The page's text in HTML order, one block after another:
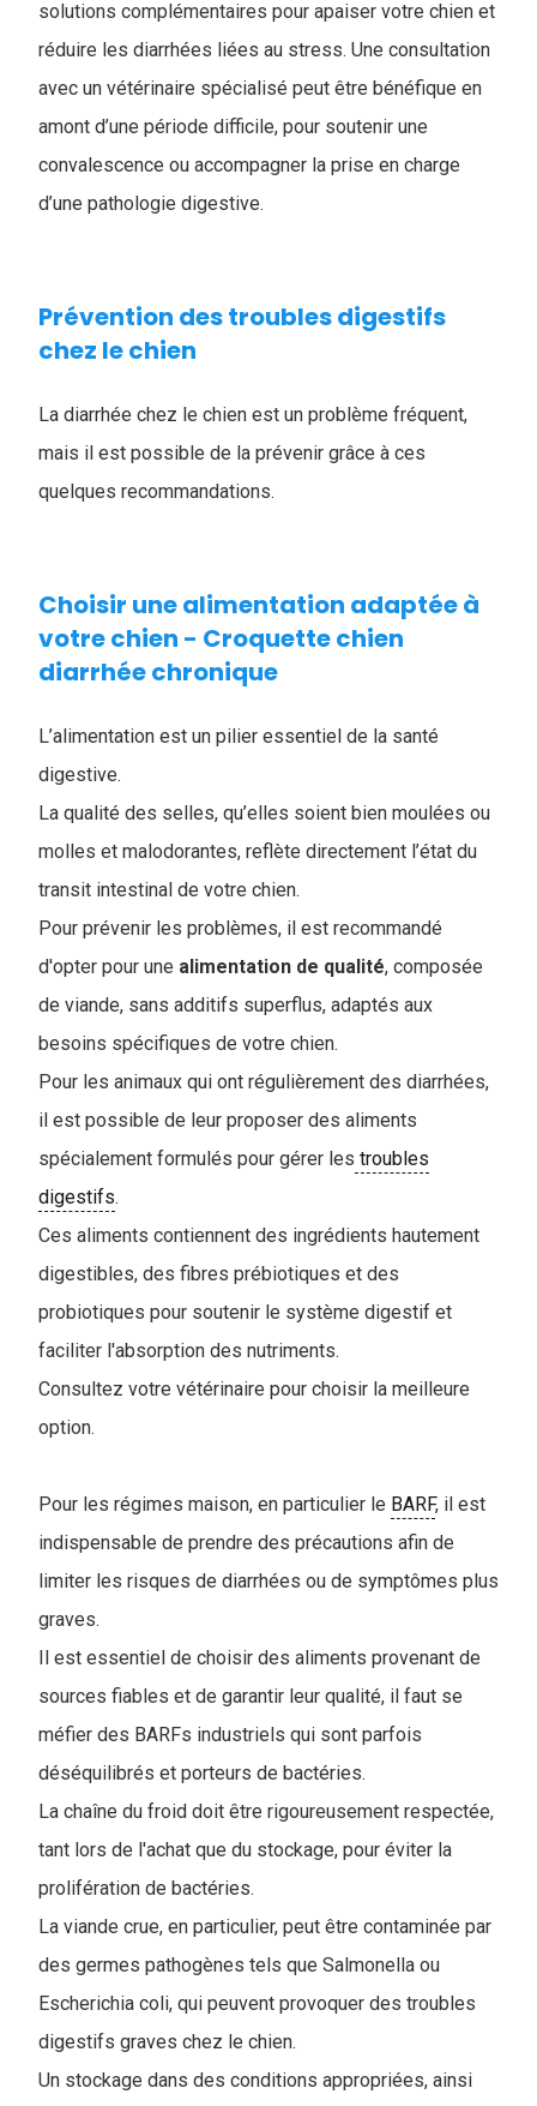
solutions complémentaires pour apaiser votre chien et
réduire les diarrhées liées au stress. Une consultation
avec un vétérinaire spécialisé peut être bénéfique en
amont d’une période difficile, pour soutenir une
convalescence ou accompagner la prise en charge
d’une pathologie digestive.
Prévention des troubles digestifs
chez le chien
La diarrhée chez le chien est un problème fréquent,
mais il est possible de la prévenir grâce à ces
quelques recommandations.
Choisir une alimentation adaptée à
votre chien - ​Croquette chien
diarrhée chronique
L’alimentation est un pilier essentiel de la santé
digestive.
La qualité des selles, qu’elles soient bien moulées ou
molles et malodorantes, reflète directement l’état du
transit intestinal de votre chien.
Pour prévenir les problèmes, il est recommandé
d'opter pour une alimentation de qualité, composée
de viande, sans additifs superflus, adaptés aux
besoins spécifiques de votre chien.
Pour les animaux qui ont régulièrement des diarrhées,
il est possible de leur proposer des aliments
spécialement formulés pour gérer les troubles
digestifs.
Ces aliments contiennent des ingrédients hautement
digestibles, des fibres prébiotiques et des
probiotiques pour soutenir le système digestif et
faciliter l'absorption des nutriments.
Consultez votre vétérinaire pour choisir la meilleure
option.
Pour les régimes maison, en particulier le BARF, il est
indispensable de prendre des précautions afin de
limiter les risques de diarrhées ou de symptômes plus
graves.
Il est essentiel de choisir des aliments provenant de
sources fiables et de garantir leur qualité, il faut se
méfier des BARFs industriels qui sont parfois
déséquilibrés et porteurs de bactéries.
La chaîne du froid doit être rigoureusement respectée,
tant lors de l'achat que du stockage, pour éviter la
prolifération de bactéries.
La viande crue, en particulier, peut être contaminée par
des germes pathogènes tels que Salmonella ou
Escherichia coli, qui peuvent provoquer des troubles
digestifs graves chez le chien.
Un stockage dans des conditions appropriées, ainsi